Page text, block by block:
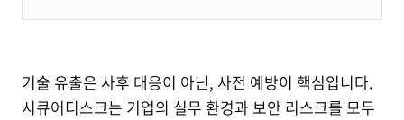
기술 유출은 사후 대응이 아닌, 사전 예방이 핵심입니다.
시큐어디스크는 기업의 실무 환경과 보안 리스크를 모두